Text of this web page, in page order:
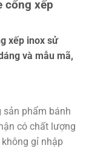
cổng xếp
xếp inox sử
và mẫu mã,
sản phẩm bánh
có chất lượng
gỉ nhập